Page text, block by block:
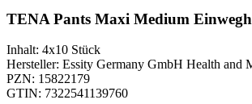
TENA Pants Maxi Medium
Inhalt: 4x10 Stück
Hersteller: Essity Germany GmbH Health and
PZN: 15822179
GTIN: 7322541139760